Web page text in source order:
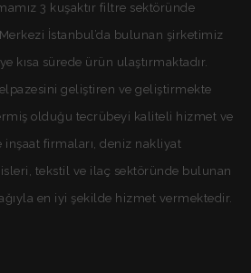
3 kuşaktır filtre sektöründe
İstanbul’da bulunan şirketimiz
kısa sürede ürün ulaştırmaktadır.
geliştiren ve geliştirmekte
olduğu tecrübeyi kaliteli hizmet ve
firmaları, deniz nakliyat
tekstil ve ilaç sektöründe bulunan
en iyi şekilde hizmet vermektedir.